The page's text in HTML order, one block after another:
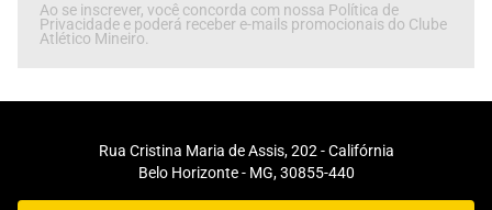
Ao se inscrever, você concorda com nossa Política de
Privacidade e poderá receber e-mails promocionais do Clube
Atlético Mineiro.
Rua Cristina Maria de Assis, 202 - Califórnia
Belo Horizonte - MG, 30855-440